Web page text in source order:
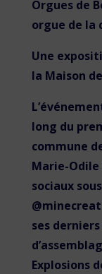
Orgues de
orgue de la
Une
la Maison
long du
commune
Marie-Odile
sociaux
ses
Explosions